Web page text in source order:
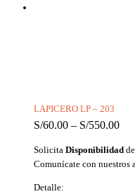
LAPICERO LP – 203
S/60.00 – S/550.00
Solicita Disponibilidad
Comunícate con nuestros
Detalle: